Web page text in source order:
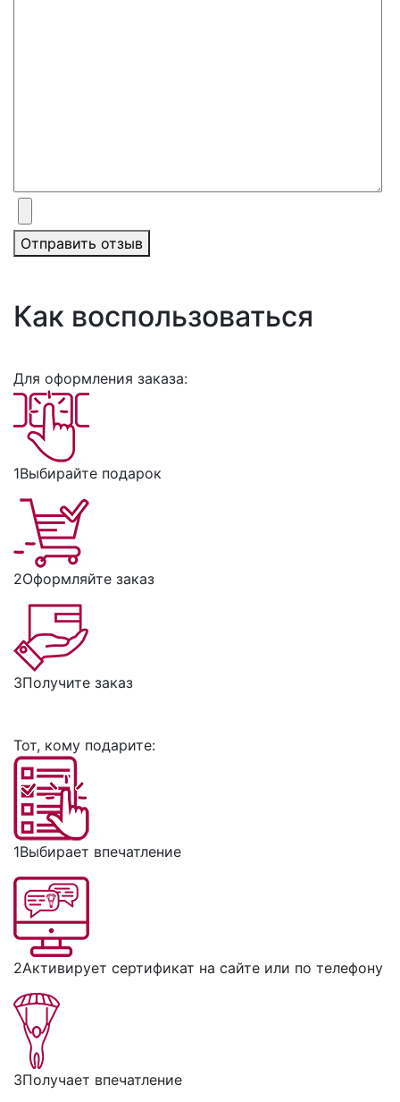
Отправить отзыв
Как воспользоваться
Для оформления заказа:
1Выбирайте подарок
2Оформляйте заказ
3Получите заказ
Тот, кому подарите:
1Выбирает впечатление
2Активирует сертификат на сайте или по телефону
3Получает впечатление